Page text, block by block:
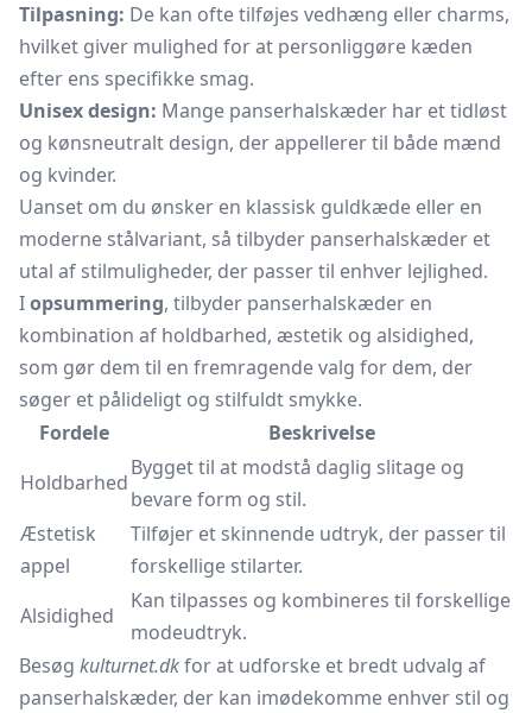
Tilpasning: De kan ofte tilføjes vedhæng eller charms,
hvilket giver mulighed for at personliggøre kæden
efter ens specifikke smag.
Unisex design: Mange panserhalskæder har et tidløst
og kønsneutralt design, der appellerer til både mænd
og kvinder.
Uanset om du ønsker en klassisk guldkæde eller en
moderne stålvariant, så tilbyder panserhalskæder et
utal af stilmuligheder, der passer til enhver lejlighed.
Iopsummering, tilbyder panserhalskæder en
kombination af holdbarhed, æstetik og alsidighed,
som gør dem til en fremragende valg for dem, der
søger et pålideligt og stilfuldt smykke.
Fordele
Beskrivelse
Holdbarhed
Bygget til at modstå daglig slitage og
bevare form og stil.
Æstetisk
appel
Tilføjer et skinnende udtryk, der passer til
forskellige stilarter.
Alsidighed
Kan tilpasses og kombineres til forskellige
modeudtryk.
Besøg kulturnet.dkfor at udforske et bredt udvalg af
panserhalskæder, der kan imødekomme enhver stil og